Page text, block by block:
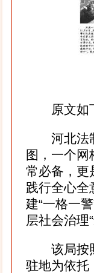
原文如
河北法制
图，一个
常必备，更
践行全心全
建“一格一
层社会治理
该局按照
驻地为依托